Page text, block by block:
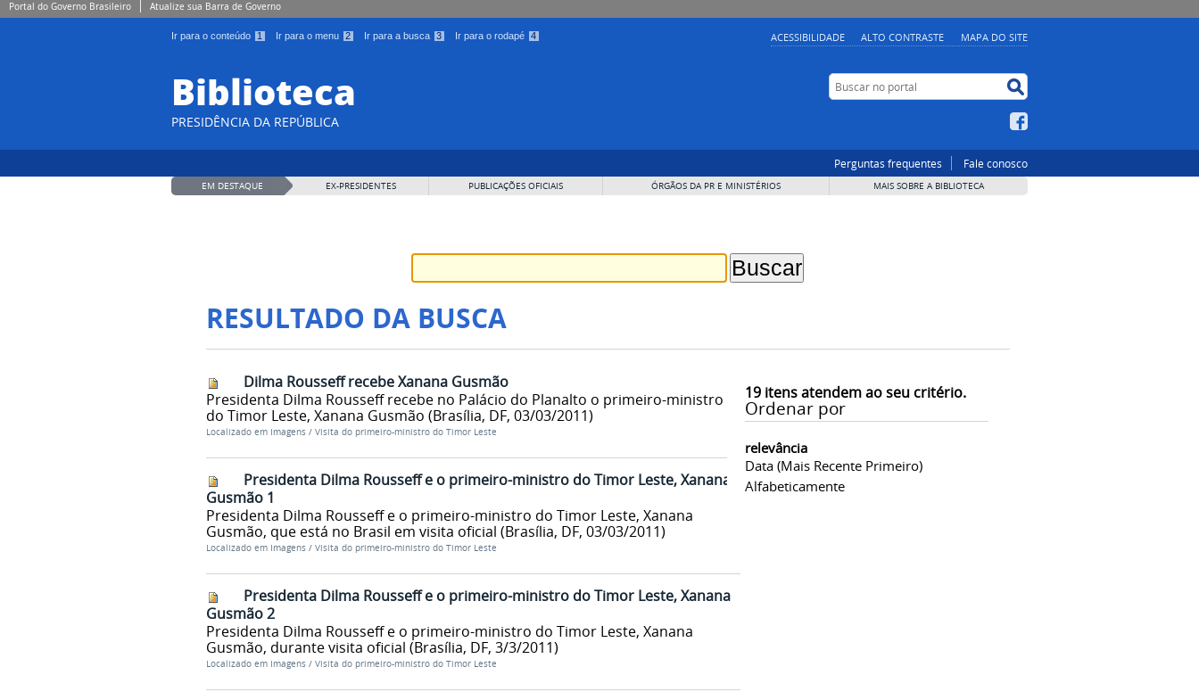
Portal do Governo Brasileiro Atualize sua Barra de Governo
Ir para o conteúdo 1 Ir para o menu 2 Ir para a busca 3 Ir para o rodapé 4 ACESSIBILIDADE ALTO CONTRASTE MAPA DO SITE
Biblioteca
PRESIDÊNCIA DA REPÚBLICA
Buscar no portal
Perguntas frequentes Fale conosco
EM DESTAQUE EX-PRESIDENTES PUBLICAÇÕES OFICIAIS ÓRGÃOS DA PR E MINISTÉRIOS MAIS SOBRE A BIBLIOTECA
RESULTADO DA BUSCA
19itens atendem ao seu critério.
Ordenar por
relevância
Data (mais Recente Primeiro)
Alfabeticamente
Dilma Rousseff recebe Xanana Gusmão
Presidenta Dilma Rousseff recebe no Palácio do Planalto o primeiro-ministro
do Timor Leste, Xanana Gusmão (Brasília, DF, 03/03/2011)
Localizado em Imagens / Visita do primeiro-ministro do Timor Leste
Presidenta Dilma Rousseff e o primeiro-ministro do Timor Leste, Xanana
Gusmão 1
Presidenta Dilma Rousseff e o primeiro-ministro do Timor Leste, Xanana
Gusmão, que está no Brasil em visita oficial (Brasília, DF, 03/03/2011)
Localizado em Imagens / Visita do primeiro-ministro do Timor Leste
Presidenta Dilma Rousseff e o primeiro-ministro do Timor Leste, Xanana
Gusmão 2
Presidenta Dilma Rousseff e o primeiro-ministro do Timor Leste, Xanana
Gusmão, durante visita oficial (Brasília, DF, 3/3/2011)
Localizado em Imagens / Visita do primeiro-ministro do Timor Leste